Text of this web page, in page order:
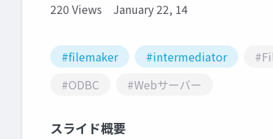
220 Views January 22, 14
#filemaker #intermediator
#ODBC
#Webサーバー
スライド概要